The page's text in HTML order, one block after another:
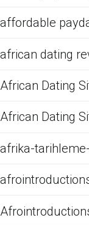
affordable
african dating
African Dating
African Dating
afrika-